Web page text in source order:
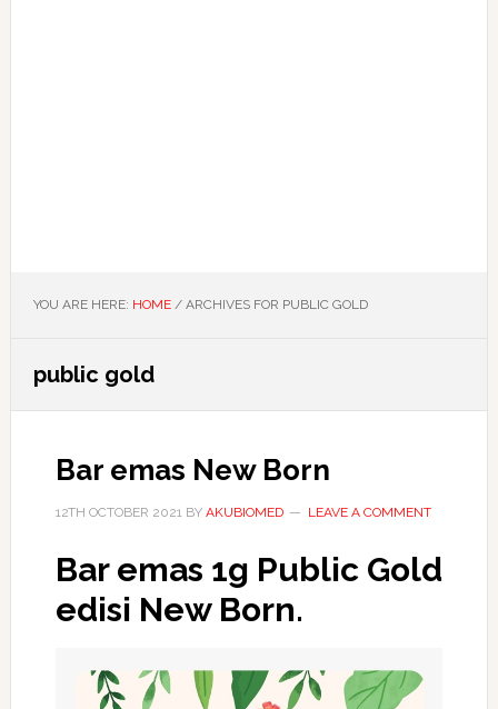
YOU ARE HERE: HOME /ARCHIVES FOR PUBLIC GOLD
public gold
Bar emas New Born
12TH OCTOBER 2021BY AKUBIOMED LEAVE A COMMENT
Bar emas 1g Public Gold
edisi New Born.